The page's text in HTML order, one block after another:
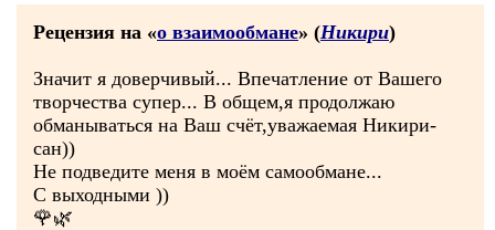
Рецензия на «о взаимообмане» (Никири)
Значит я доверчивый... Впечатление от Вашего
творчества супер... В общем,я продолжаю
обманываться на Ваш счёт,уважаемая Никири-
сан))
Не подведите меня в моём самообмане...
С выходными ))
🌹🌿